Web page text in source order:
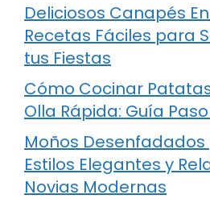
Deliciosos Canapés
Recetas Fáciles para
tus Fiestas
Cómo Cocinar
Olla Rápida: Guía
Moños
Estilos Elegantes y
Novias Modernas